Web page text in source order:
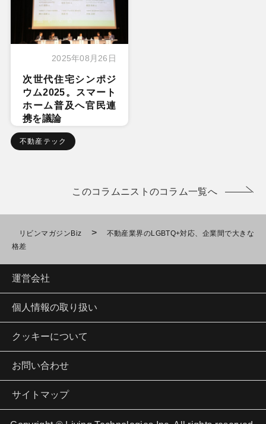
2025年08月26日
次世代住宅シンポジ
ウム2025。スマート
ホーム普及へ官民連
携を議論
不動産テック
このコラムニストのコラム一覧へ
リビンマガジンBiz >
不動産業界のLGBTQ+対応、企業間で大きな
格差
運営会社
個人情報の取り扱い
クッキーについて
お問い合わせ
サイトマップ